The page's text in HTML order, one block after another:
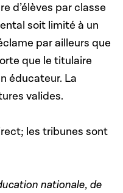
d’élèves par classe
soit limité à un
par ailleurs que
que le titulaire
éducateur. La
valides.
les tribunes sont
nationale, de